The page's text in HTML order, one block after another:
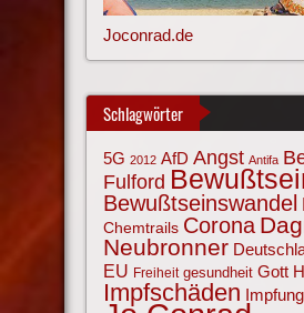
Joconrad.de
Schlagwörter
5G 2012 AfD Angst Antifa
Fulford
Bewußtseinswandel
Chemtrails Corona
Neubronner
EU Freiheit gesundheit Gott
Impfschäden